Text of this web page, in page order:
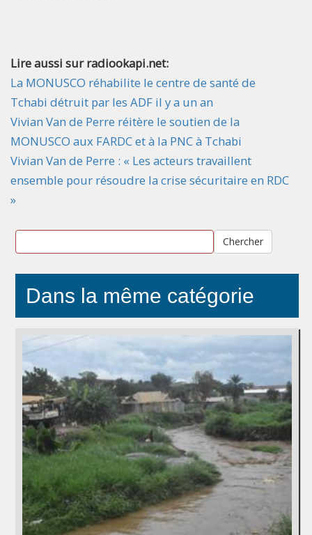
Lire aussi sur radiookapi.net:
La MONUSCO réhabilite le centre de santé de
Tchabi détruit par les ADF il y a un an
Vivian Van de Perre réitère le soutien de la
MONUSCO aux FARDC et à la PNC à Tchabi
Vivian Van de Perre : « Les acteurs travaillent
ensemble pour résoudre la crise sécuritaire en RDC
»
Chercher
Dans la même catégorie